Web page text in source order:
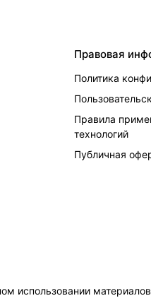
Правовая
Политика
Правила
технологий
Публичная
материалов